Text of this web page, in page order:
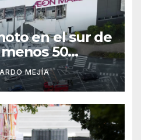
en el sur de
50
MEJÍA